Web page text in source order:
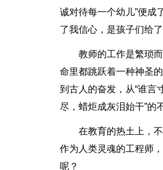
诚对待每一个幼儿”便成
了我信心，是孩子们给
教师的工作是繁琐
命里都跳跃着一种神圣
到古人的奋发，从“谁言
尽，蜡炬成灰泪始干”的
在教育的热土上，
作为人类灵魂的工程师
呢？